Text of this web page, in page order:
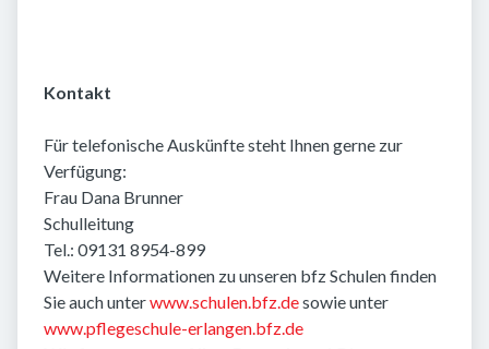
Kontakt
Für telefonische Auskünfte steht Ihnen gerne zur
Verfügung:
Frau Dana Brunner
Schulleitung
Tel.: 09131 8954-899
Weitere Informationen zu unseren bfz Schulen finden
Sie auch unterwww.schulen.bfz.desowie unter
www.pflegeschule-erlangen.bfz.de